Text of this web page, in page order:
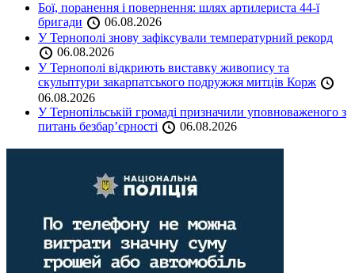
Бої, поранення і повернення: шлях артилериста 44-ї
бригади
06.08.2026
У Тернополі знову зафіксували температурний рекорд
06.08.2026
У Тернополі відкриють виставку живопису та
скульптури закарпатського подружжя митців Корж
06.08.2026
У Тернопільській громаді призначили уповноваженого з
питань безбар’єрності
06.08.2026